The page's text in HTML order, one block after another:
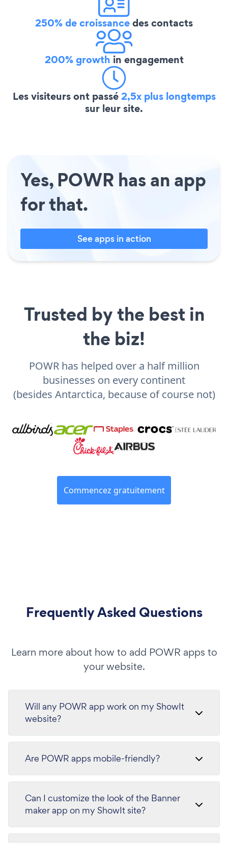
250% de croissancedes contacts
200% growth in engagement
Les visiteurs ont passé2,5x plus longtemps
sur leur site.
Yes, POWR has an app
for that.
See apps in action
Trusted by the best in
the biz!
POWR has helped over a half million
businesses on every continent
(besides Antarctica, because of course not)
Commencez gratuitement
Frequently Asked Questions
Learn more about how to add POWR apps to
your website.
Will any POWR app work on my ShowIt
website?
Are POWR apps mobile-friendly?
Can I customize the look of the Banner
maker app on my ShowIt site?